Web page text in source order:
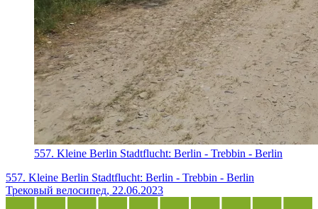
557. Kleine Berlin Stadtflucht: Berlin - Trebbin - Berlin
557. Kleine Berlin Stadtflucht: Berlin - Trebbin - Berlin
Трековый велосипед, 22.06.2023